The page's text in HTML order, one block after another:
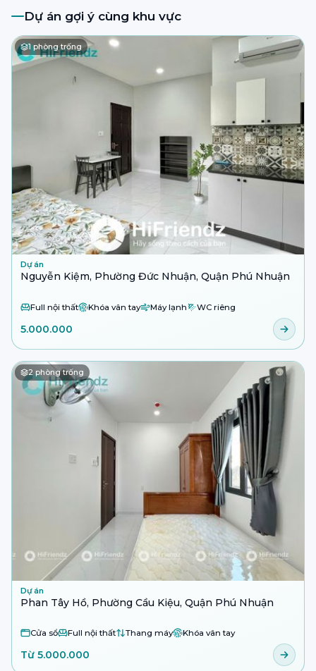
Dự án gợi ý cùng khu vực
1phòng trống
Dự án
Nguyễn Kiệm, Phường Đức Nhuận, Quận Phú Nhuận
Full nội thất Khóa vân tay Máy lạnh WC riêng
5.000.000
2phòng trống
Dự án
Phan Tây Hồ, Phường Cầu Kiệu, Quận Phú Nhuận
Cửa sổ Full nội thất Thang máy Khóa vân tay
Từ 5.000.000